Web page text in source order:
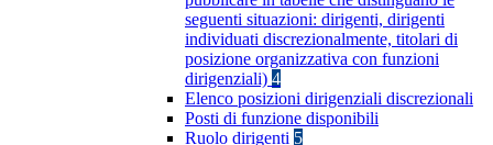
seguenti situazioni: dirigenti, dirigenti
individuati discrezionalmente, titolari di
posizione organizzativa con funzioni
dirigenziali) 4
Elenco posizioni dirigenziali discrezionali
Posti di funzione disponibili
Ruolo dirigenti 5